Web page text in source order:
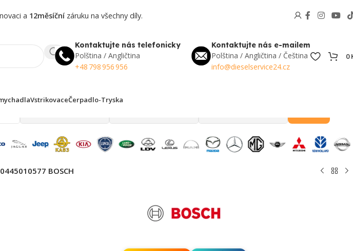
a 12měsíčnízáruku na všechny díly.
Kontaktujte nás telefonicky
Polština / Angličtina
+48 798 956 956
Kontaktujte nás e-mailem
Polština / Angličtina / Čeština
info@dieselservice24.cz
0
VstrikovaceČerpadlo-Tryska
BOSCH